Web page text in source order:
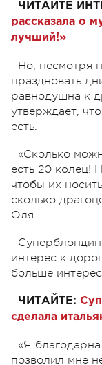
ЧИТАЙТЕ
рассказала о
лучший!»
Но, несмотря
праздновать
равнодушна к
утверждает,
есть.
«Сколько
есть 20 колец!
чтобы их
сколько
Оля.
интерес к
больше
ЧИТАЙТЕ:
сделала
«Я
позволил мне